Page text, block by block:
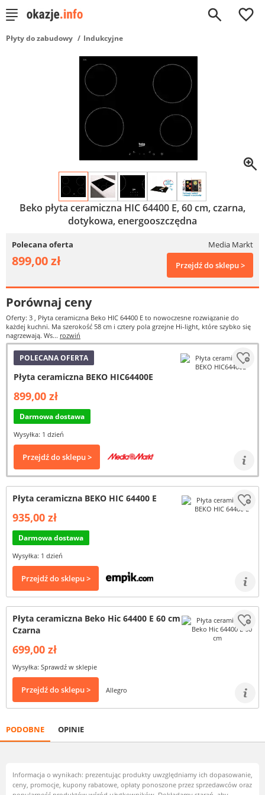
0
Płyty do zabudowy Indukcyjne
Beko płyta ceramiczna HIC 64400 E, 60 cm, czarna,
dotykowa, energooszczędna
Polecana oferta Media Markt
899,00 zł Przejdź do sklepu >
Porównaj ceny
Oferty: 3 , Płyta ceramiczna Beko HIC 64400 E to nowoczesne rozwiązanie do
każdej kuchni. Ma szerokość 58 cm i cztery pola grzejne Hi-light, które szybko się
nagrzewają. Ws... rozwiń
POLECANA OFERTA
Płyta ceramiczna BEKO HIC64400E
899,00 zł
Darmowa dostawa
Wysyłka: 1 dzień
Przejdź do sklepu >
Płyta ceramiczna BEKO HIC 64400 E
935,00 zł
Darmowa dostawa
Wysyłka: 1 dzień
Przejdź do sklepu >
Płyta ceramiczna Beko Hic 64400 E 60 cm
Czarna
699,00 zł
Wysyłka: Sprawdź w sklepie
Przejdź do sklepu > Allegro
PODOBNE OPINIE
Informacja o wynikach: prezentując produkty uwzględniamy ich dopasowanie,
ceny, promocje, kupony rabatowe, opłaty ponoszone przez sprzedawców oraz